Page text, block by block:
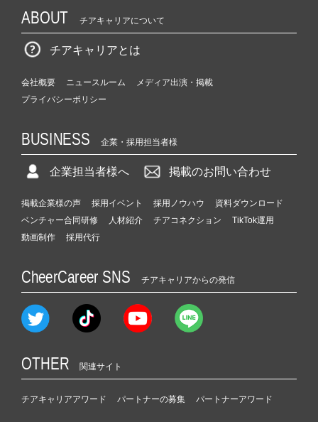
ABOUT チアキャリアについて
チアキャリアとは
会社概要 ニュースルーム
メディア出演・掲載
プライバシーポリシー
BUSINESS 企業・採用担当者様
企業担当者様へ 掲載のお問い合わせ
掲載企業様の声 採用イベント 採用ノウハウ
資料ダウンロード
ベンチャー合同研修
人材紹介 チアコネクション
TikTok運用
動画制作
採用代行
CheerCareer SNS チアキャリアからの発信
OTHER 関連サイト
チアキャリアアワード パートナーの募集 パートナーアワード